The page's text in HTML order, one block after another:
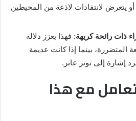
يتعرض لانتقادات لاذعة من المحيطين
ذات رائحة كريهة: فهذا يعزز دلالة
المتضررة، بينما إذا كانت عديمة
إشارة إلى توتر عابر.
مع هذا